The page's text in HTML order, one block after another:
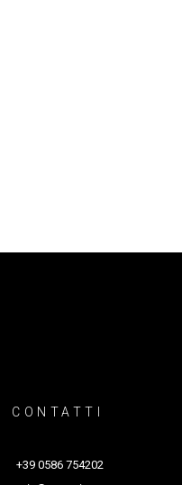
CONTATTI
+39 0586 754202